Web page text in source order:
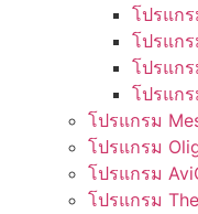
โปรแก
โปรแก
โปรแก
โปรแก
โปรแกรม
โปรแกรม
โปรแกรม
โปรแกรม